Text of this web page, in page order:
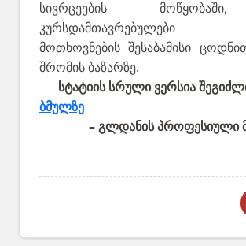
სივრცეების
კურსდამთავრებულები
მოთხოვნების შესაბამისი
შრომის ბაზარზე.
სტატიის სრული ვერსია
ბმულზე
– გლდანის პროფესიული